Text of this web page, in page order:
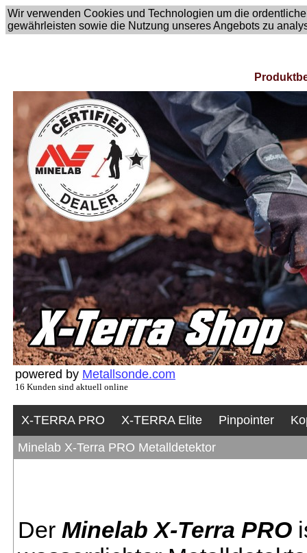
Wir verwenden Cookies und Technologien um die
gewährleisten sowie die Nutzung unseres Angebots zu
powered by Metallsonde.com
16 Kunden sind aktuell online
X-TERRA PRO X-TERRA Elite Pinpointer
Minelab X-Terra PRO Metalldetektor
Der Minelab X-Terra PRO